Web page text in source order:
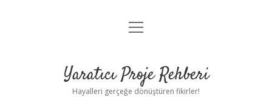
Anasayfa
Yasal Uyarı
menüyü
Yaratıcı Proje Rehberi
Hayalleri gerçeğe dönüştüren fikirler!